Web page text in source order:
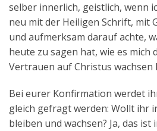
selber innerlich, geistlich, wenn
neu mit der Heiligen Schrift, mit
und aufmerksam darauf achte,
heute zu sagen hat, wie es mich
Vertrauen auf Christus wachsen
Bei eurer Konfirmation werdet
gleich gefragt werden: Wollt ihr
bleiben und wachsen? Ja, das